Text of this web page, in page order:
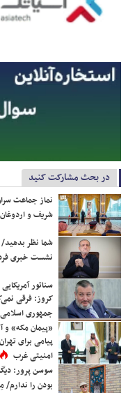
در بحث مشارکت کنید
نماز جماعت
شریف و
شما نظر
نشست خبری
سناتور
کروز: فرقی
جمهوری اسلامی
«پیمان مکه» و
پیامی برای
امنیتی غرب
سوسن پرور:
بودن را